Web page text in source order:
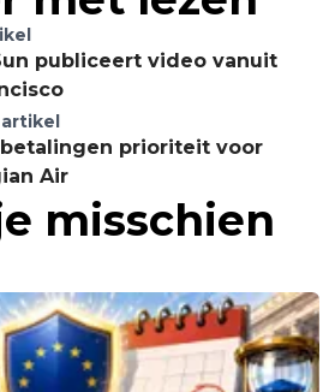
publiceert video vanuit
prioriteit voor
Air
misschien